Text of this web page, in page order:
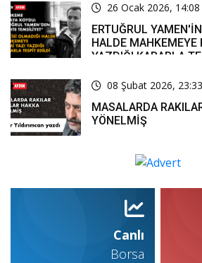
26 Ocak 2026, 14:08
ERTUĞRUL
HALDE MAHKEMEYE
YAZDIĞI KARARLA
08 Şubat 2026, 23:33
MASALARDA
YÖNELMİŞ
Canlı
Borsa